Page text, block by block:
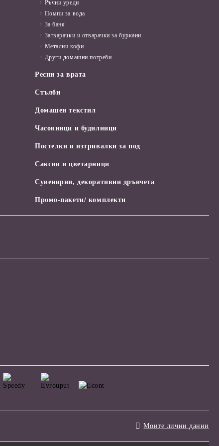
Ръчни уреди
Помпи за вода
За баня
Затварачки и отварачки за буркани
Метални кофи
Други домашни потреби
Ресни за врата
Стълби
Домашен текстил
Часовници и будилници
Постелки и изтривалки за под
Саксии и цветарници
Сувенирни, декоративни дръвчета
Промо-пакети/ комплекти
Моите лични данни